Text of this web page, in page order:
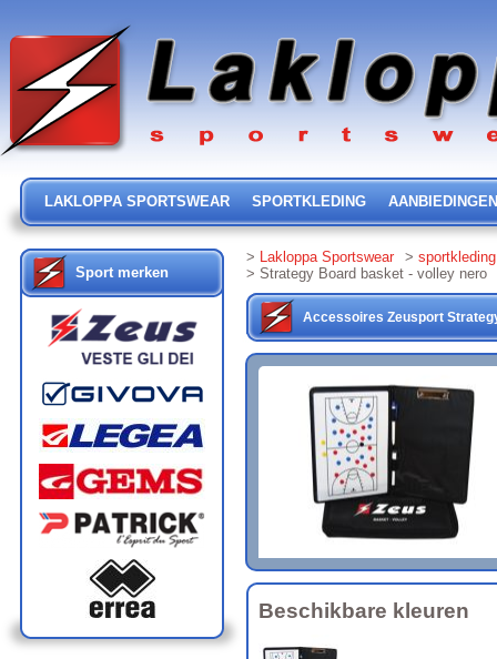
LAKLOPPA SPORTSWEAR SPORTKLEDING AANBIEDINGEN
Sport merken
> Lakloppa Sportswear > sportkleding
> Strategy Board basket - volley nero
Accessoires Zeusport
Beschikbare kleuren